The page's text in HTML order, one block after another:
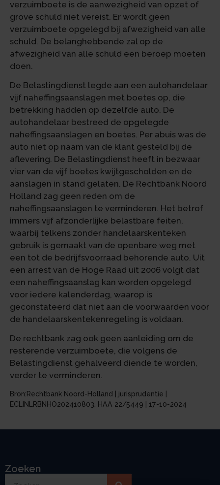
verzuimboete is de aanwezigheid van opzet of
grove schuld niet vereist. Er wordt geen
verzuimboete opgelegd bij afwezigheid van alle
schuld. De belanghebbende zal op de
afwezigheid van alle schuld een beroep moeten
doen.
De Belastingdienst legde aan een autohandelaar
vijf naheffingsaanslagen met boetes op, die
betrekking hadden op dezelfde auto. De
autohandelaar bestreed de opgelegde
naheffingsaanslagen en boetes. Per abuis was de
auto niet op naam van de klant gesteld bij de
aflevering. De Belastingdienst heeft in bezwaar
vier van de vijf boetes kwijtgescholden en de
aanslagen in stand gelaten. De Rechtbank Noord
Holland zag geen reden om de
naheffingsaanslagen te verminderen. Het betrof
immers vijf afzonderlijke belastbare feiten,
waarbij telkens zonder handelaarskenteken
gebruik is gemaakt van de openbare weg met
een tot de bedrijfsvoorraad behorende auto. Uit
een arrest van de Hoge Raad uit 2006 volgt dat
een naheffingsaanslag kan worden opgelegd
voor iedere kalenderdag, waarop is
geconstateerd dat niet aan de voorwaarden voor
de handelaarskentekenregeling is voldaan.
De rechtbank zag ook geen aanleiding om de
resterende verzuimboete, die volgens de
Belastingdienst gehalveerd diende te worden,
verder te verminderen.
Bron:Rechtbank Noord-Holland | jurisprudentie |
ECLINLRBNHO202410803, HAA 22/5449 | 17-10-2024
Zoeken